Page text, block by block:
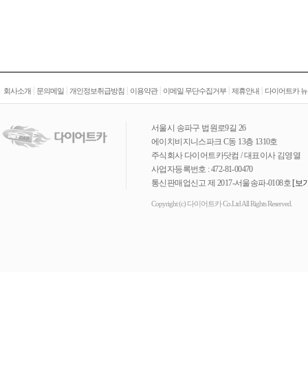
회사소개 문의메일 개인정보취급방침 이용약관| 이메일 무단수집거부 제휴안내 다이어트카
서울시 송파구 법원로9길 26
에이치비지니스파크 C동 13층 1310호
주식회사 다이어트카닷컴 / 대표이사 김영열
사업자등록번호 : 472-81-00470
통신판매업신고 제 2017-서울송파-0108호 [보
Copyright (c) 다이어트카 Co.Ltd All Rights Reserved.